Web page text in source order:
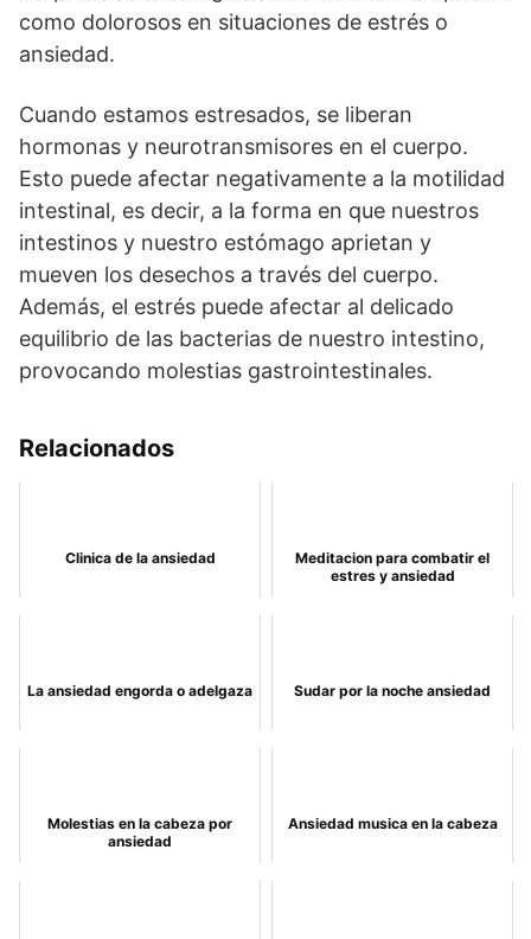
como dolorosos en situaciones de estrés o
ansiedad.
Cuando estamos estresados, se liberan
hormonas y neurotransmisores en el cuerpo.
Esto puede afectar negativamente a la motilidad
intestinal, es decir, a la forma en que nuestros
intestinos y nuestro estómago aprietan y
mueven los desechos a través del cuerpo.
Además, el estrés puede afectar al delicado
equilibrio de las bacterias de nuestro intestino,
provocando molestias gastrointestinales.
Relacionados
Clinica de la ansiedad
Meditacion para combatir el
estres y ansiedad
La ansiedad engorda o adelgaza Sudar por la noche ansiedad
Molestias en la cabeza por
ansiedad
Ansiedad musica en la cabeza